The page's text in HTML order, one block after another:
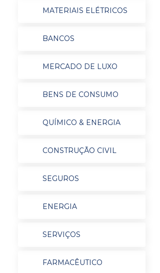
MATERIAIS ELÉTRICOS
BANCOS
MERCADO DE LUXO
BENS DE CONSUMO
QUÍMICO & ENERGIA
CONSTRUÇÃO CIVIL
SEGUROS
ENERGIA
SERVIÇOS
FARMACÊUTICO